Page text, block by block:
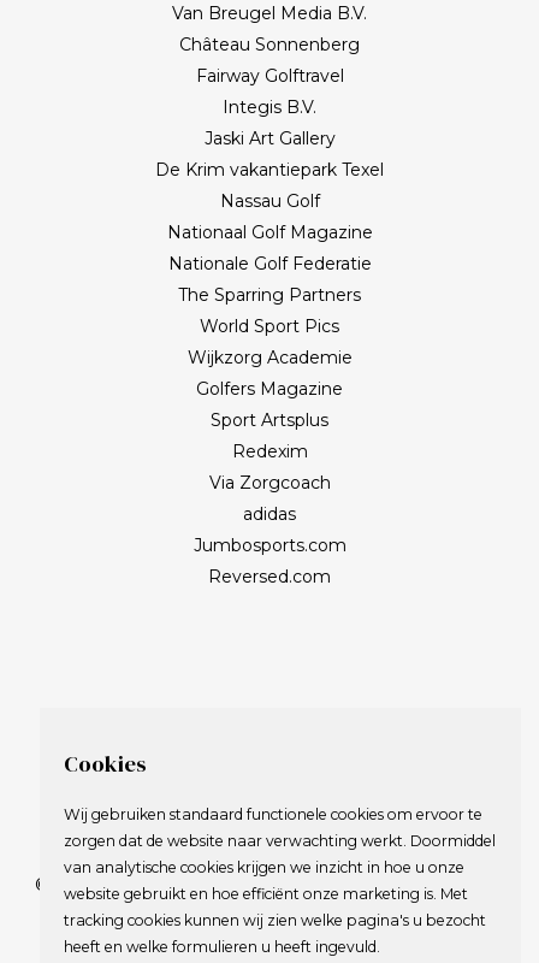
Van Breugel Media B.V.
Château Sonnenberg
Fairway Golftravel
Integis B.V.
Jaski Art Gallery
De Krim vakantiepark Texel
Nassau Golf
Nationaal Golf Magazine
Nationale Golf Federatie
The Sparring Partners
World Sport Pics
Wijkzorg Academie
Golfers Magazine
Sport Artsplus
Redexim
Via Zorgcoach
adidas
Jumbosports.com
Reversed.com
© 2009-2023 Nederlandse Vereniging van Golfspelende
Journalisten.
Alle rechten voorbehouden.
Cookies
Wij gebruiken standaard functionele cookies om ervoor te
zorgen dat de website naar verwachting werkt. Doormiddel
van analytische cookies krijgen we inzicht in hoe u onze
website gebruikt en hoe efficiënt onze marketing is. Met
tracking cookies kunnen wij zien welke pagina's u bezocht
heeft en welke formulieren u heeft ingevuld.